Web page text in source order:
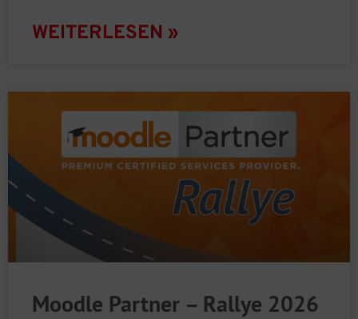
WEITERLESEN »
Moodle Partner – Rallye 2026